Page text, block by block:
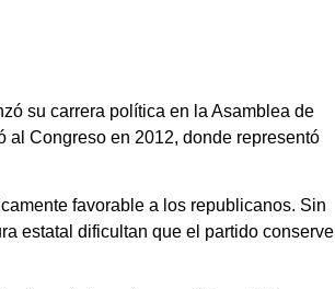
su carrera política en la Asamblea de
al Congreso en 2012, donde representó
favorable a los republicanos. Sin
estatal dificultan que el partido conserve